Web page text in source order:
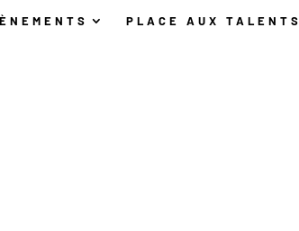
PLACE AUX TALENTS